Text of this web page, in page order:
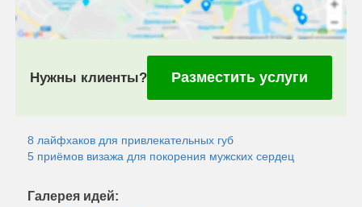
Нужны клиенты? Разместить услуги
8 лайфхаков для привлекательных губ
5 приёмов визажа для покорения мужских сердец
Галерея идей: